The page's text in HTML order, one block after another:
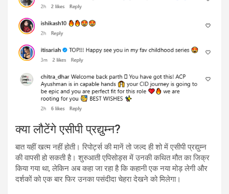
क्या लौटेंगे एसीपी प्रद्युम्न?
बात यहीं खत्म नहीं होती। रिपोर्ट्स की मानें तो जल्द ही शो में एसीपी प्रद्युम्न
की वापसी हो सकती है। शुरुआती एपिसोड्स में उनकी कथित मौत का जिक्र
किया गया था, लेकिन अब कहा जा रहा है कि कहानी एक नया मोड़ लेगी और
दर्शकों को एक बार फिर उनका पसंदीदा चेहरा देखने को मिलेगा।